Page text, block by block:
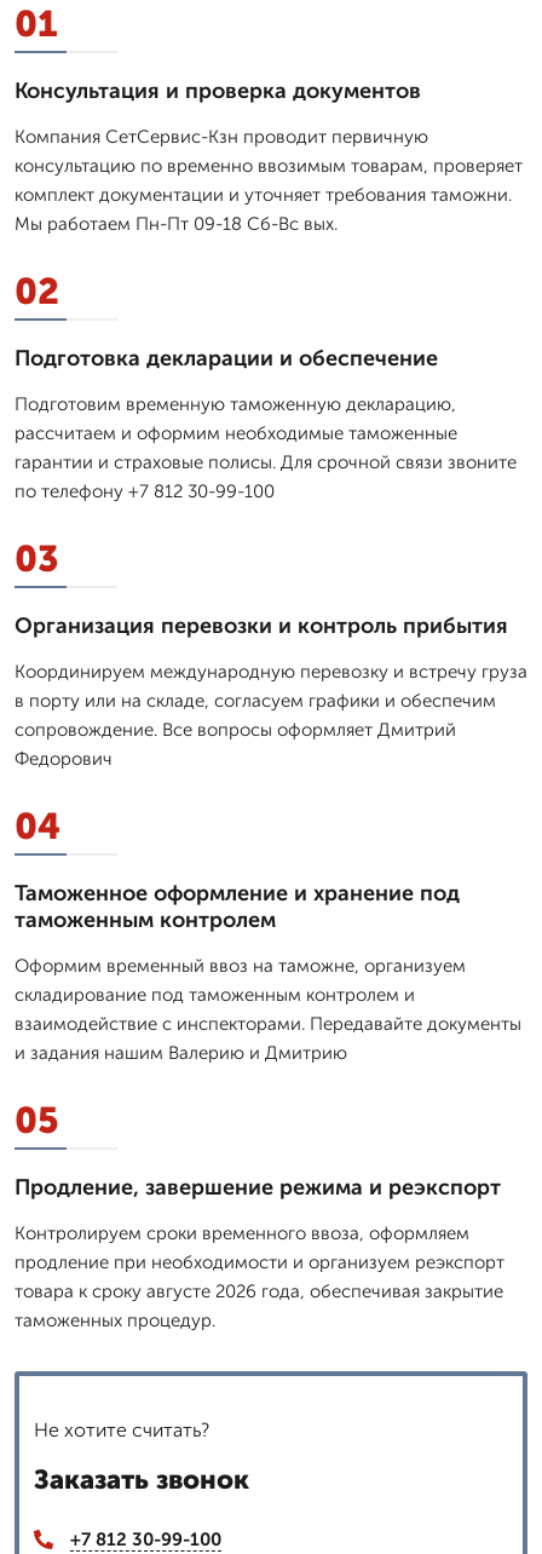
01
Консультация и проверка документов
Компания СетСервис-Кзн проводит первичную
консультацию по временно ввозимым товарам, проверяет
комплект документации и уточняет требования таможни.
Мы работаем Пн-Пт 09-18 Сб-Вс вых.
02
Подготовка декларации и обеспечение
Подготовим временную таможенную декларацию,
рассчитаем и оформим необходимые таможенные
гарантии и страховые полисы. Для срочной связи звоните
по телефону +7 812 30-99-100
03
Организация перевозки и контроль прибытия
Координируем международную перевозку и встречу груза
в порту или на складе, согласуем графики и обеспечим
сопровождение. Все вопросы оформляет Дмитpий
Федорович
04
Таможенное оформление и хранение под
таможенным контролем
Оформим временный ввоз на таможне, организуем
складирование под таможенным контролем и
взаимодействие с инспекторами. Передавайте документы
и задания нашим Валерию и Дмитрию
05
Продление, завершение режима и реэкспорт
Контролируем сроки временного ввоза, оформляем
продление при необходимости и организуем реэкспорт
товара к сроку августе 2026 года, обеспечивая закрытие
таможенных процедур.
Не хотите считать?
Заказать звонок
+7 812 30-99-100